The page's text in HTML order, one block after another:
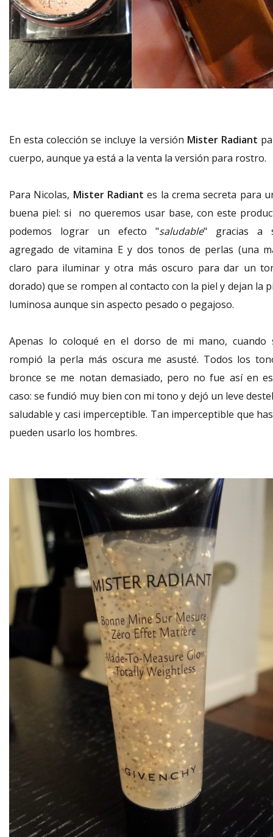
En esta colección se incluye la versión Mister Radiant
cuerpo, aunque ya está a la venta la versión para rostro.
Para Nicolas, Mister Radiant es la crema secreta para
buena piel: si no queremos usar base, con este
podemos lograr un efecto "saludable" gracias a
agregado de vitamina E y dos tonos de perlas (una
claro para iluminar y otra más oscuro para dar un
dorado) que se rompen al contacto con la piel y dejan la
luminosa aunque sin aspecto pesado o pegajoso.
Apenas lo coloqué en el dorso de mi mano, cuando
rompió la perla más oscura me asusté. Todos los
bronce se me notan demasiado, pero no fue así en
caso: se fundió muy bien con mi tono y dejó un leve
saludable y casi imperceptible. Tan imperceptible que
pueden usarlo los hombres.